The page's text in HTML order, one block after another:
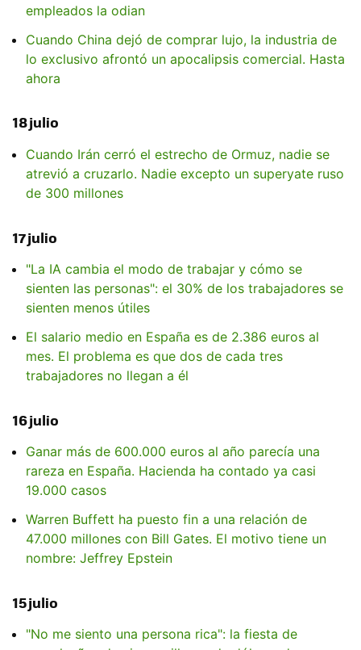
empleados la odian
Cuando China dejó de comprar lujo, la industria de
lo exclusivo afrontó un apocalipsis comercial. Hasta
ahora
18 julio
Cuando Irán cerró el estrecho de Ormuz, nadie se
atrevió a cruzarlo. Nadie excepto un superyate ruso
de 300 millones
17 julio
"La IA cambia el modo de trabajar y cómo se
sienten las personas": el 30% de los trabajadores se
sienten menos útiles
El salario medio en España es de 2.386 euros al
mes. El problema es que dos de cada tres
trabajadores no llegan a él
16 julio
Ganar más de 600.000 euros al año parecía una
rareza en España. Hacienda ha contado ya casi
19.000 casos
Warren Buffett ha puesto fin a una relación de
47.000 millones con Bill Gates. El motivo tiene un
nombre: Jeffrey Epstein
15 julio
"No me siento una persona rica": la fiesta de